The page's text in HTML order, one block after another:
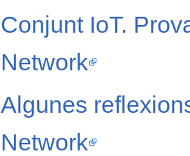
Conjunt IoT.
Network
Algunes
Network